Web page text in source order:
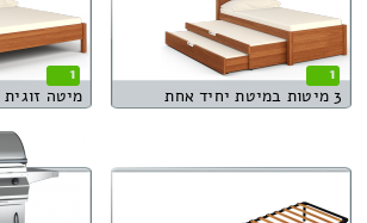
1
3 מיטות במיטת יחיד אחת
1
מיטה זוגית